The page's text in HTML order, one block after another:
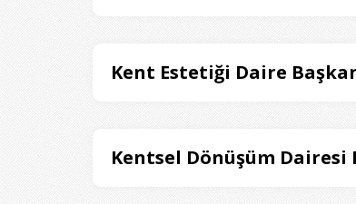
Kent Estetiği Daire
Kentsel Dönüşüm Dairesi